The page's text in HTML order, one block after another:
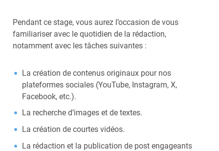
Pendant ce stage, vous aurez l’occasion de vous
familiariser avec le quotidien de la rédaction,
notamment avec les tâches suivantes :
La création de contenus originaux pour nos
plateformes sociales (YouTube, Instagram, X,
Facebook, etc.).
La recherche d’images et de textes.
La création de courtes vidéos.
La rédaction et la publication de post engageants